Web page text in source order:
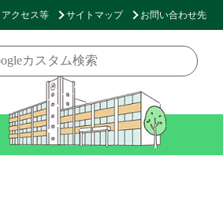
アクセス等 サイトマップ お問い合わせ先